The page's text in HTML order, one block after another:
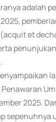
adalah
et
2025.
sepenuhnya